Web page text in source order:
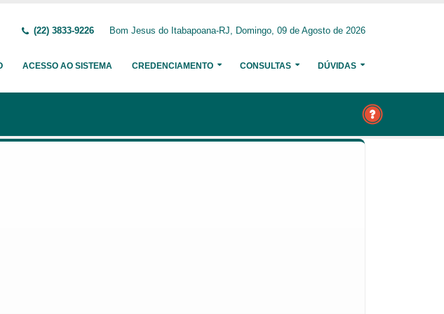
(22) 3833-9226 Bom Jesus do Itabapoana-RJ, Domingo, 09 de Agosto de 2026
ACESSO AO SISTEMA CREDENCIAMENTO CONSULTAS DÚVIDAS